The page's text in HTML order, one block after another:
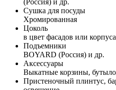
Сушка для посуды
Хромированная
Цоколь
в цвет фасадов или корпуса
Подъемники
BOYARD (Россия) и др.
Аксессуары
Выкатные корзины,
Пристеночный плинтус,